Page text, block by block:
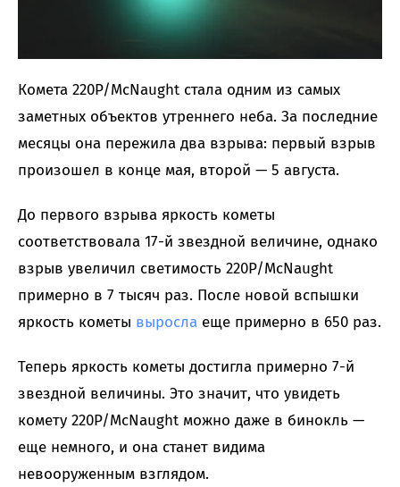
Комета 220P/McNaught стала одним из самых
заметных объектов утреннего неба. За последние
месяцы она пережила два взрыва: первый взрыв
произошел в конце мая, второй — 5 августа.
До первого взрыва яркость кометы
соответствовала 17-й звездной величине, однако
взрыв увеличил светимость 220P/McNaught
примерно в 7 тысяч раз. После новой вспышки
яркость кометы выросла еще примерно в 650 раз.
Теперь яркость кометы достигла примерно 7-й
звездной величины. Это значит, что увидеть
комету 220P/McNaught можно даже в бинокль —
еще немного, и она станет видима
невооруженным взглядом.